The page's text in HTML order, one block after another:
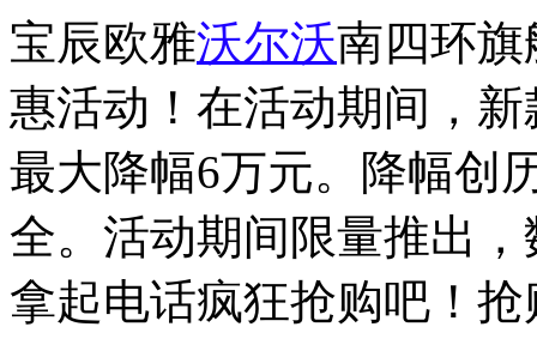
宝辰欧雅沃尔沃南四环
惠活动！在活动期间，
最大降幅6万元。降幅创
全。活动期间限量推出
拿起电话疯狂抢购吧！抢